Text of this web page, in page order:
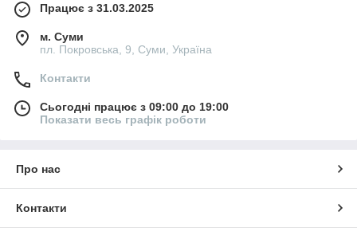
Працює з 31.03.2025
м. Суми
пл. Покровська, 9, Суми, Україна
Контакти
Сьогодні працює з 09:00 до 19:00
Показати весь графік роботи
Про нас
Контакти